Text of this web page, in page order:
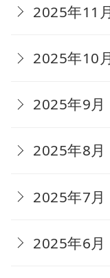
2025年11
2025年10
2025年9月
2025年8月
2025年7月
2025年6月